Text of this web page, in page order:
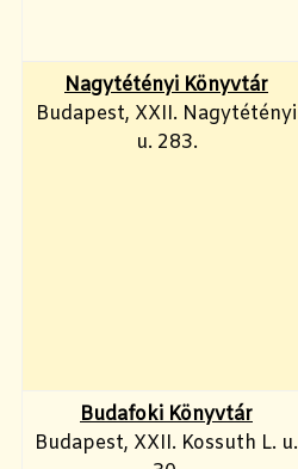
Nagytétényi Könyvtár
Budapest, XXII. Nagytétényi
u. 283.
Budafoki Könyvtár
Budapest, XXII. Kossuth L. u.